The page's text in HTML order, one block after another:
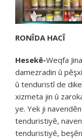
RONÎDA HACÎ
Hesekê-Weqfa
damezradin û
û tenduristî de
xizmeta jin û
ye. Yek ji
tenduristiyê,
tenduristiyê,